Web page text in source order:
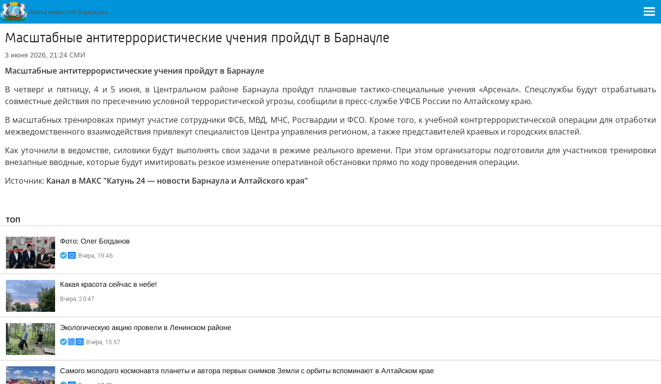
Масштабные антитеррористические учения пройдут в Барнауле
3 июня 2026, 21:24 СМИ
Масштабные антитеррористические учения пройдут в Барнауле
В четверг и пятницу, 4 и 5 июня, в Центральном районе Барнаула пройдут плановые тактико-специальные учения «Арсенал». Спецслужбы будут отрабатывать
совместные действия по пресечению условной террористической угрозы, сообщили в пресс-службе УФСБ России по Алтайскому краю.
В масштабных тренировках примут участие сотрудники ФСБ, МВД, МЧС, Росгвардии и ФСО. Кроме того, к учебной контртеррористической операции для отработки
межведомственного взаимодействия привлекут специалистов Центра управления регионом, а также представителей краевых и городских властей.
Как уточнили в ведомстве, силовики будут выполнять свои задачи в режиме реального времени. При этом организаторы подготовили для участников тренировки
внезапные вводные, которые будут имитировать резкое изменение оперативной обстановки прямо по ходу проведения операции.
Источник: Канал в МАКС "Катунь 24 — новости Барнаула и Алтайского края"
ТОП
Фото: Олег Богданов
Вчера, 19:46
Какая красота сейчас в небе!
Вчера, 20:47
Экологическую акцию провели в Ленинском районе
Вчера, 15:57
Самого молодого космонавта планеты и автора первых снимков Земли с орбиты вспоминают в Алтайском крае